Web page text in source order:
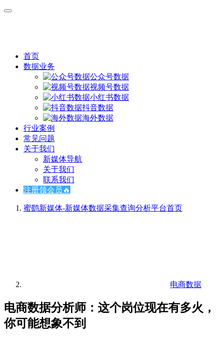
首页
数据业务
公众号数据
视频号数据
小红书数据
抖音数据
海外数据
行业案例
常见问题
关于我们
新媒体导航
关于我们
联系我们
注册领会员🔥
蜜鹞新媒体-新媒体数据采集查询分析平台首页
电商数据
电商数据分析师：这个岗位现在有多火，
你可能想象不到